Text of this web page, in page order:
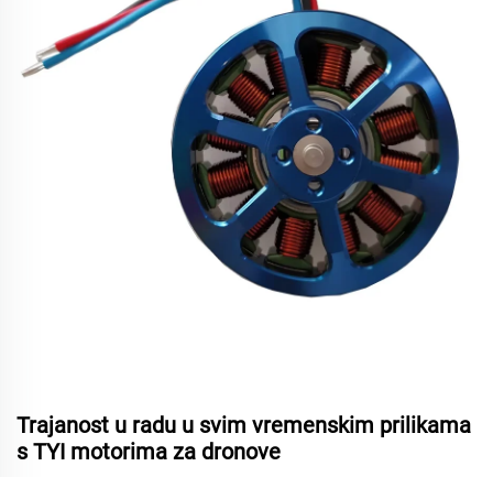
Trajanost u radu u svim vremenskim prilikama
s TYI motorima za dronove